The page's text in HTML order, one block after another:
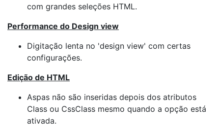
com grandes seleções HTML.
Performance do Design view
Digitação lenta no 'design view' com certas
configurações.
Edição de HTML
Aspas não são inseridas depois dos atributos
Class ou CssClass mesmo quando a opção está
ativada.